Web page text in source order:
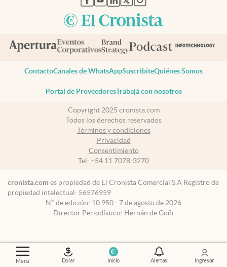
Menú Dolar Inicio Alertas Ingresar
ContactoCanales de WhatsAppSuscribiteQuiénes Somos
Portal de ProveedoresTrabajá con nosotros
Copyright 2025 cronista.com
Todos los derechos reservados
Términos y condiciones
Privacidad
Consentimiento
Tel: +54 11 7078-3270
cronista.com es propiedad de El Cronista Comercial S.A Registro de
propiedad intelectual: 56576959
N° de edición: 10.950 - 7 de agosto de 2026
Director Periodístico: Hernán de Goñi